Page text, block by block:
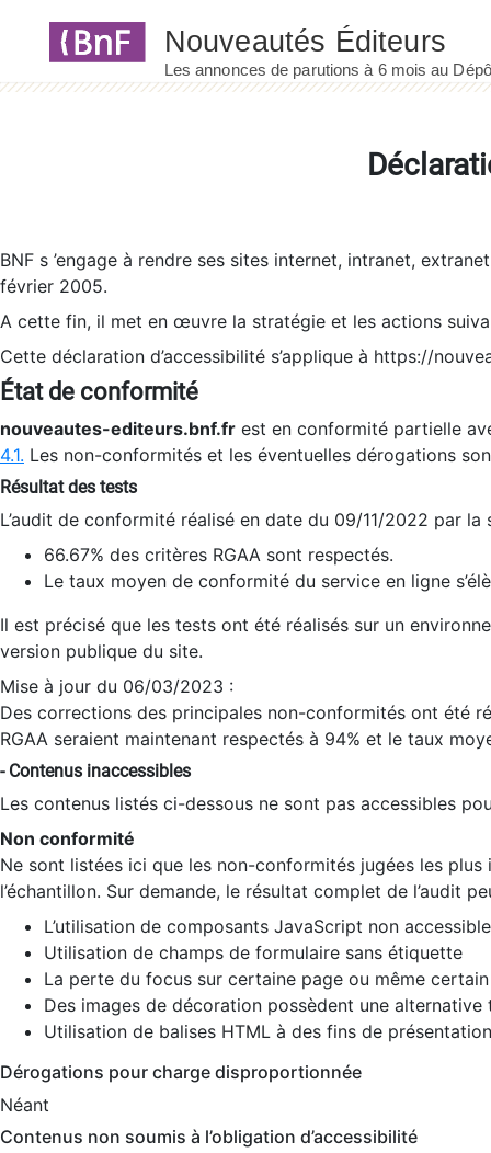
BNF s ’engage à rendre ses sites internet, intranet,
février 2005.
A cette fin, il met en œuvre la stratégie et les actions
Cette déclaration d’accessibilité s’applique à https://
État de conformité
nouveautes-editeurs.bnf.fr est en conformité partielle
4.1. Les non-conformités et les éventuelles dérogations
Résultat des tests
L’audit de conformité réalisé en date du 09/11/2022 par
66.67% des critères RGAA sont respectés.
Le taux moyen de conformité du service en ligne
Il est précisé que les tests ont été réalisés sur un
version publique du site.
Mise à jour du 06/03/2023 :
Des corrections des principales non-conformités ont été
RGAA seraient maintenant respectés à 94% et le taux
- Contenus inaccessibles
Les contenus listés ci-dessous ne sont pas accessibles
Non conformité
Ne sont listées ici que les non-conformités jugées les
l’échantillon. Sur demande, le résultat complet de l’audit
L’utilisation de composants JavaScript non
Utilisation de champs de formulaire sans étiquette
La perte du focus sur certaine page ou même
Des images de décoration possèdent une alternative
Utilisation de balises HTML à des fins de
Dérogations pour charge disproportionnée
Néant
Contenus non soumis à l’obligation d’accessibilité